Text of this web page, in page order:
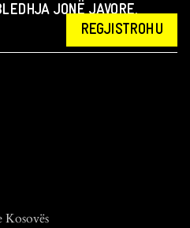
JONË JAVORE.
REGJISTROHU